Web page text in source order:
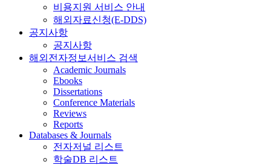
비용지원 서비스 안내
해외자료신청(E-DDS)
공지사항
공지사항
해외전자정보서비스 검색
Academic Journals
Ebooks
Dissertations
Conference Materials
Reviews
Reports
Databases & Journals
전자저널 리스트
학술DB 리스트